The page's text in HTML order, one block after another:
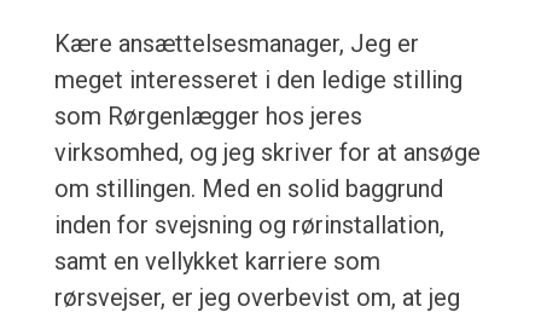
Kære ansættelsesmanager, Jeg er
meget interesseret i den ledige stilling
som Rørgenlægger hos jeres
virksomhed, og jeg skriver for at ansøge
om stillingen. Med en solid baggrund
inden for svejsning og rørinstallation,
samt en vellykket karriere som
rørsvejser, er jeg overbevist om, at jeg